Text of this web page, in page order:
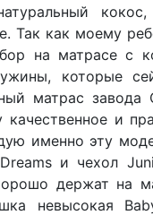
Так как моему
на матрасе с
которые
матрас завода
качественное и
именно эту
и чехол
держат на
невысокая